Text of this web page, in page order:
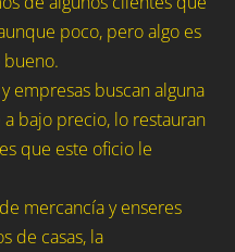
poco, pero algo es
bueno.
empresas buscan alguna
bajo precio, lo restauran
que este oficio le
mercancía y enseres
de casas, la